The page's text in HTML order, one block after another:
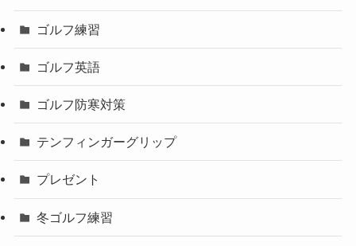
ゴルフ練習
ゴルフ英語
ゴルフ防寒対策
テンフィンガーグリップ
プレゼント
冬ゴルフ練習